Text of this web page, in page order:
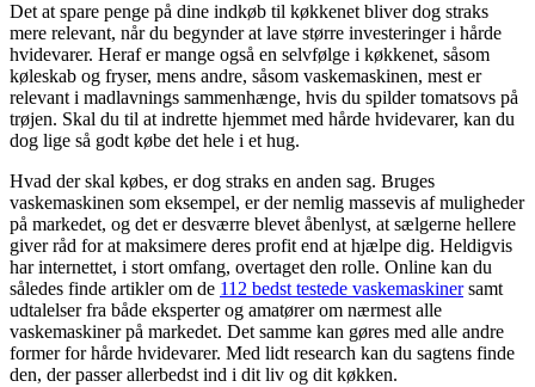
Det at spare penge på dine indkøb til køkkenet bliver dog straks
mere relevant, når du begynder at lave større investeringer i hårde
hvidevarer. Heraf er mange også en selvfølge i køkkenet, såsom
køleskab og fryser, mens andre, såsom vaskemaskinen, mest er
relevant i madlavnings sammenhænge, hvis du spilder tomatsovs på
trøjen. Skal du til at indrette hjemmet med hårde hvidevarer, kan du
dog lige så godt købe det hele i et hug.
Hvad der skal købes, er dog straks en anden sag. Bruges
vaskemaskinen som eksempel, er der nemlig massevis af muligheder
på markedet, og det er desværre blevet åbenlyst, at sælgerne hellere
giver råd for at maksimere deres profit end at hjælpe dig. Heldigvis
har internettet, i stort omfang, overtaget den rolle. Online kan du
således finde artikler om de 112 bedst testede vaskemaskinersamt
udtalelser fra både eksperter og amatører om nærmest alle
vaskemaskiner på markedet. Det samme kan gøres med alle andre
former for hårde hvidevarer. Med lidt research kan du sagtens finde
den, der passer allerbedst ind i dit liv og dit køkken.